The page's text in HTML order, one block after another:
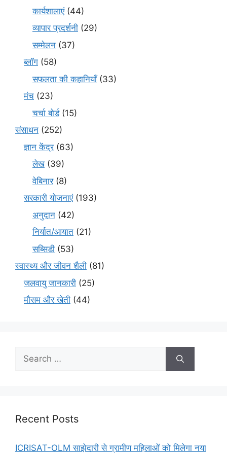
कार्यशालाएं(44)
व्यापार प्रदर्शनी (29)
सम्मेलन (37)
ब्लॉग (58)
सफलता की कहानियाँ(33)
मंच (23)
चर्चा बोर्ड(15)
संसाधन (252)
ज्ञान केंद्र(63)
लेख(39)
वेबिनार(8)
सरकारी योजनाएं(193)
अनुदान (42)
निर्यात/आयात (21)
सब्सिडी (53)
स्वास्थ्य और जीवन शैली (81)
जलवायु जानकारी (25)
मौसम और खेती (44)
Recent Posts
ICRISAT-OLM साझेदारी से ग्रामीण महिलाओं को मिलेगा नया